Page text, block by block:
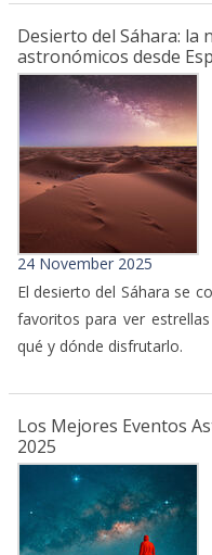
Desierto del Sáhara: la
astronómicos desde
24 November 2025
El desierto del Sáhara se
favoritos para ver
qué y dónde disfrutarlo.
Los Mejores Eventos
2025